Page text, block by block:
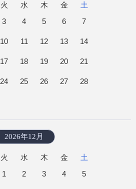
火 水 木 金
土
3 4 5 6 7
10 11 12 13 14
17 18 19 20 21
24 25 26 27 28
2026年12月
火 水 木 金
土
1
2 3 4 5